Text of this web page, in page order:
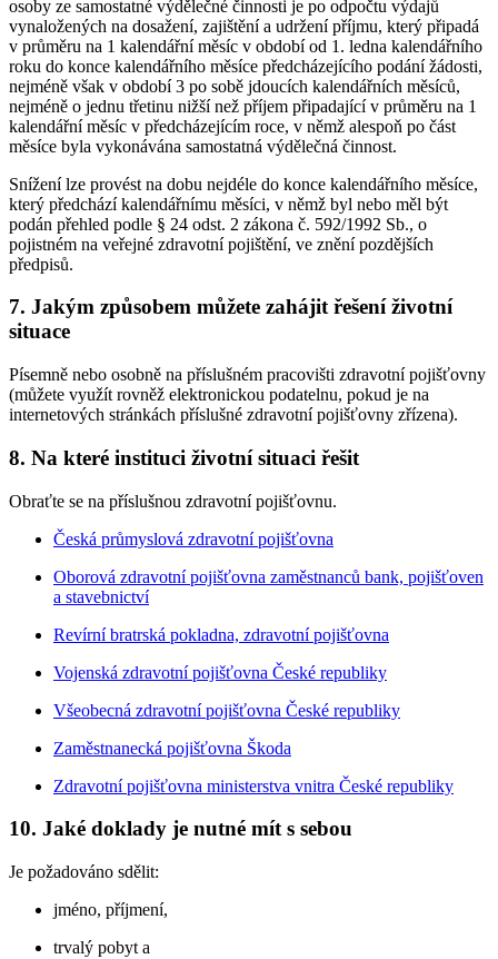
osoby ze samostatné výdělečné činnosti je po odpočtu výdajů
vynaložených na dosažení, zajištění a udržení příjmu, který připadá
v průměru na 1 kalendářní měsíc v období od 1. ledna kalendářního
roku do konce kalendářního měsíce předcházejícího podání žádosti,
nejméně však v období 3 po sobě jdoucích kalendářních měsíců,
nejméně o jednu třetinu nižší než příjem připadající v průměru na 1
kalendářní měsíc v předcházejícím roce, v němž alespoň po část
měsíce byla vykonávána samostatná výdělečná činnost.
Snížení lze provést na dobu nejdéle do konce kalendářního měsíce,
který předchází kalendářnímu měsíci, v němž byl nebo měl být
podán přehled podle § 24 odst. 2 zákona č. 592/1992 Sb., o
pojistném na veřejné zdravotní pojištění, ve znění pozdějších
předpisů.
7. Jakým způsobem můžete zahájit řešení životní
situace
Písemně nebo osobně na příslušném pracovišti zdravotní pojišťovny
(můžete využít rovněž elektronickou podatelnu, pokud je na
internetových stránkách příslušné zdravotní pojišťovny zřízena).
8. Na které instituci životní situaci řešit
Obraťte se na příslušnou zdravotní pojišťovnu.
Česká průmyslová zdravotní pojišťovna
Oborová zdravotní pojišťovna zaměstnanců bank, pojišťoven
a stavebnictví
Revírní bratrská pokladna, zdravotní pojišťovna
Vojenská zdravotní pojišťovna České republiky
Všeobecná zdravotní pojišťovna České republiky
Zaměstnanecká pojišťovna Škoda
Zdravotní pojišťovna ministerstva vnitra České republiky
10. Jaké doklady je nutné mít s sebou
Je požadováno sdělit:
jméno, příjmení,
trvalý pobyt a